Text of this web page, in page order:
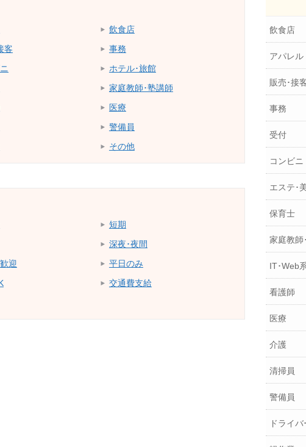
飲食店
客 事務
ホテル･旅館
家庭教師･塾講師
医療
警備員
その他
短期
深夜･夜間
迎 平日のみ
交通費支給
飲食店
アパレル
販売･接
事務
受付
コンビニ
エステ･
保育士
家庭教師
IT･Web
看護師
医療
介護
清掃員
警備員
ドライバ